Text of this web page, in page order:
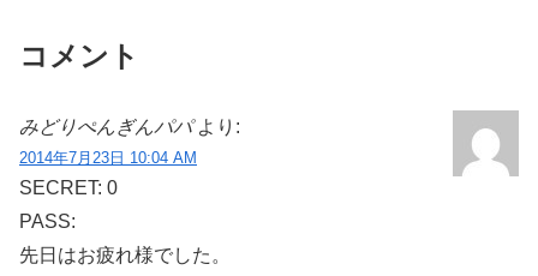
コメント
みどりぺんぎんパパ より:
2014年7月23日 10:04 AM
SECRET: 0
PASS:
先日はお疲れ様でした。